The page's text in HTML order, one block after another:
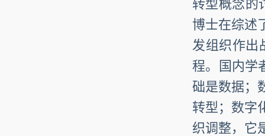
转型概念的
博士在综述
发组织作出
程。国内学
础是数据；
转型；数字
织调整，它